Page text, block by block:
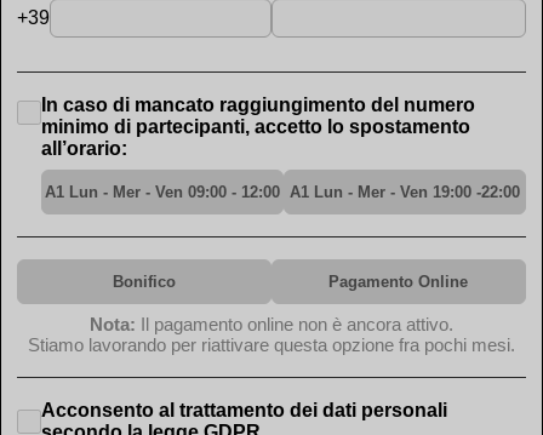
+39
In caso di mancato raggiungimento del numero
minimo di partecipanti, accetto lo spostamento
all’orario:
A1 Lun - Mer - Ven 09:00 - 12:00 A1 Lun - Mer - Ven 19:00 -22:00
Bonifico Pagamento Online
Nota: Il pagamento online non è ancora attivo.
Stiamo lavorando per riattivare questa opzione fra pochi mesi.
Acconsento al trattamento dei dati personali